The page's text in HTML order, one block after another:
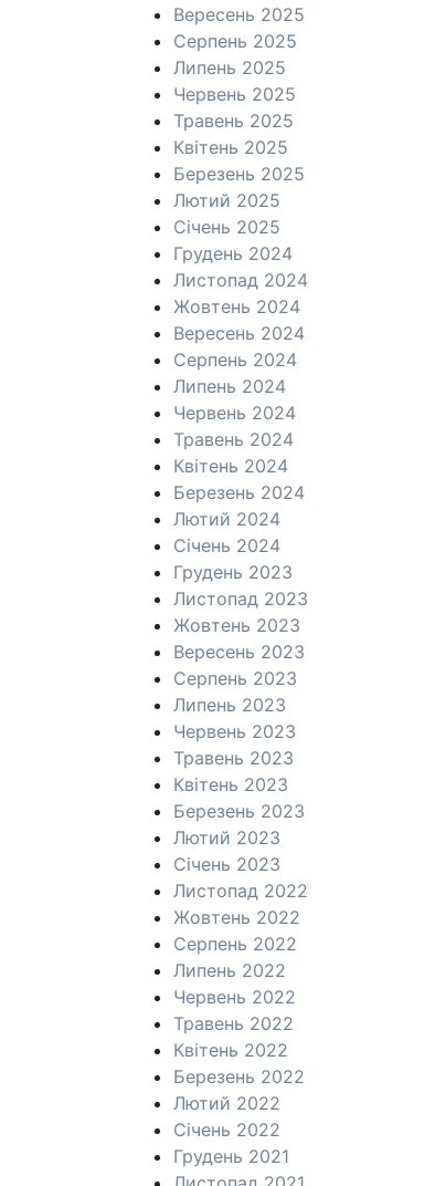
Вересень 2025
Серпень 2025
Липень 2025
Червень 2025
Травень 2025
Квітень 2025
Березень 2025
Лютий 2025
Січень 2025
Грудень 2024
Листопад 2024
Жовтень 2024
Вересень 2024
Серпень 2024
Липень 2024
Червень 2024
Травень 2024
Квітень 2024
Березень 2024
Лютий 2024
Січень 2024
Грудень 2023
Листопад 2023
Жовтень 2023
Вересень 2023
Серпень 2023
Липень 2023
Червень 2023
Травень 2023
Квітень 2023
Березень 2023
Лютий 2023
Січень 2023
Листопад 2022
Жовтень 2022
Серпень 2022
Липень 2022
Червень 2022
Травень 2022
Квітень 2022
Березень 2022
Лютий 2022
Січень 2022
Грудень 2021